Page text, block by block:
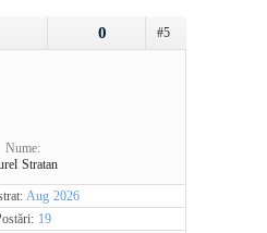
#5
0
Nume:
Stratan
Aug 2026
19